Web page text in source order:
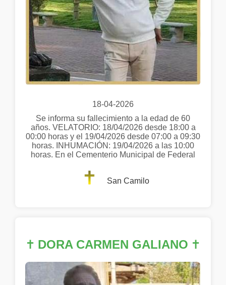
18-04-2026
Se informa su fallecimiento a la edad de 60
años. VELATORIO: 18/04/2026 desde 18:00 a
00:00 horas y el 19/04/2026 desde 07:00 a 09:30
horas. INHUMACIÓN: 19/04/2026 a las 10:00
horas. En el Cementerio Municipal de Federal
San Camilo
✝ DORA CARMEN GALIANO ✝